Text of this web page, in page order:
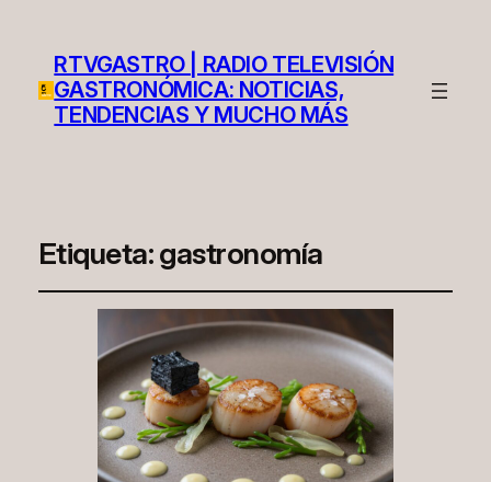
RTVGASTRO | RADIO TELEVISIÓN
GASTRONÓMICA: NOTICIAS,
TENDENCIAS Y MUCHO MÁS
Etiqueta:gastronomía